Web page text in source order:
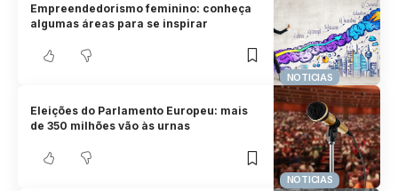
NOTICIAS
Empreendedorismo feminino: conheça
algumas áreas para se inspirar
NOTICIAS
Eleições do Parlamento Europeu: mais
de 350 milhões vão às urnas